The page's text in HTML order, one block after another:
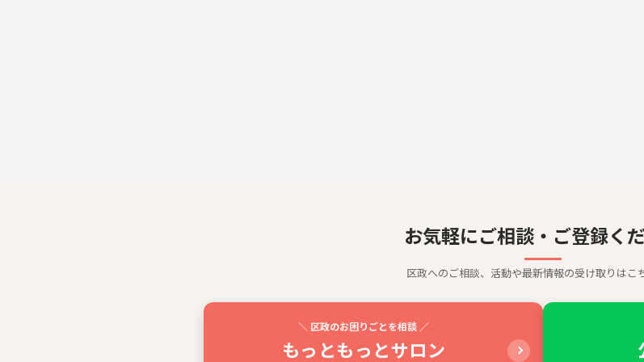
お気軽にご相談・ご登録く
区政へのご相談、活動や最新情報の受け取りはこ
＼ 区政のお困りごとを相談 ／
もっともっとサロン